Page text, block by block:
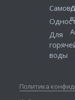
Для
воды
Политика